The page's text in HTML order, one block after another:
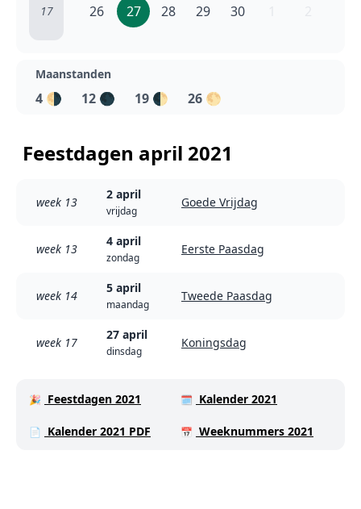
17 26 27 28 29 30
Maanstanden
4 🌗 12 🌑 19 🌓 26 🌕
Feestdagen april 2021
week 13
2 april
vrijdag
Goede Vrijdag
week 13
4 april
zondag
Eerste Paasdag
week 14
5 april
maandag
Tweede Paasdag
week 17
27 april
dinsdag
Koningsdag
🎉 Feestdagen 2021 🗓️ Kalender 2021
📄 Kalender 2021 PDF 📅 Weeknummers 2021